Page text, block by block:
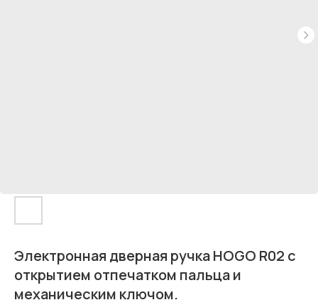
Электронная дверная ручка HOGO R02 с
открытием отпечатком пальца и
механическим ключом.